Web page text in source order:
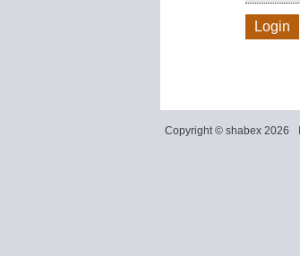
Login
Copyright © shabex 2026